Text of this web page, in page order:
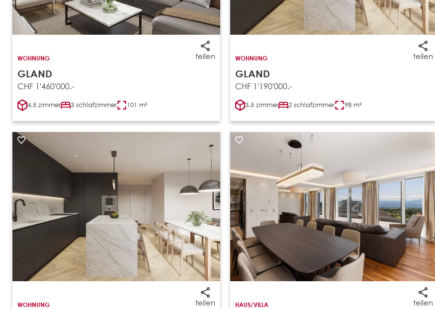
teilen
WOHNUNG
GLAND
CHF 1'460'000.-
4.5 zimmer 3 schlafzimmer 101 m²
teilen
WOHNUNG
GLAND
CHF 1'190'000.-
3.5 zimmer 2 schlafzimmer 98 m²
teilen
WOHNUNG teilen
HAUS/VILLA